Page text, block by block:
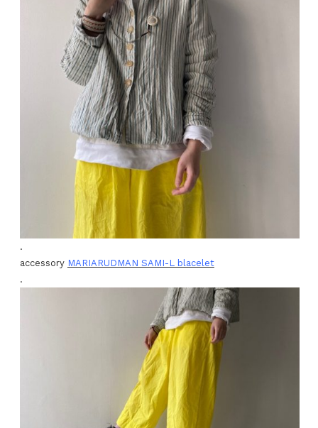
.
accessory MARIARUDMAN SAMI-L blacelet
.